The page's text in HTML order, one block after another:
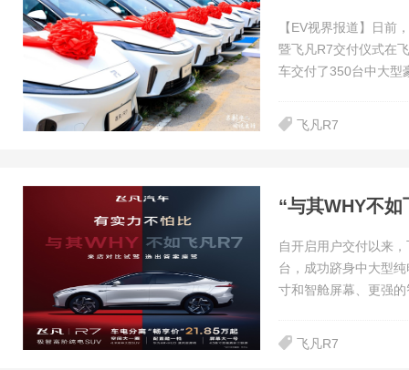
【EV视界报道】日前
暨飞凡R7交付仪式在
车交付了350台中大型
飞凡R7
“与其WHY不
自开启用户交付以来
台，成功跻身中大型
寸和智舱屏幕、更强
飞凡R7